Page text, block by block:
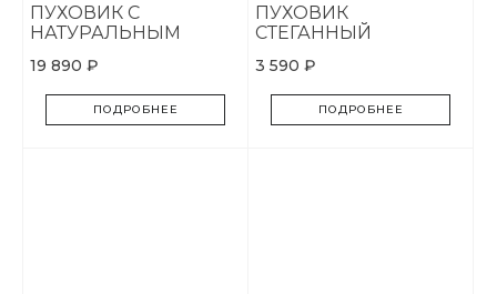
ПУХОВИК С
НАТУРАЛЬНЫМ
19 890 ₽
ПОДРОБНЕЕ
ПУХОВИК
СТЕГАННЫЙ
3 590 ₽
ПОДРОБНЕЕ